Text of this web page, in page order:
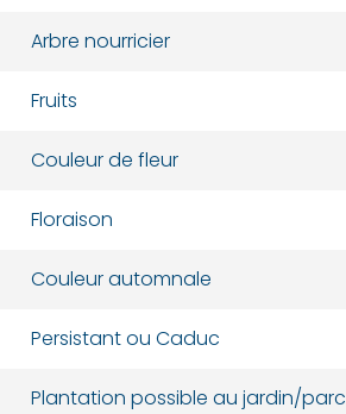
Arbre nourricier
Fruits
Couleur de fleur
Floraison
Couleur automnale
Persistant ou Caduc
Plantation possible au jardin/parc